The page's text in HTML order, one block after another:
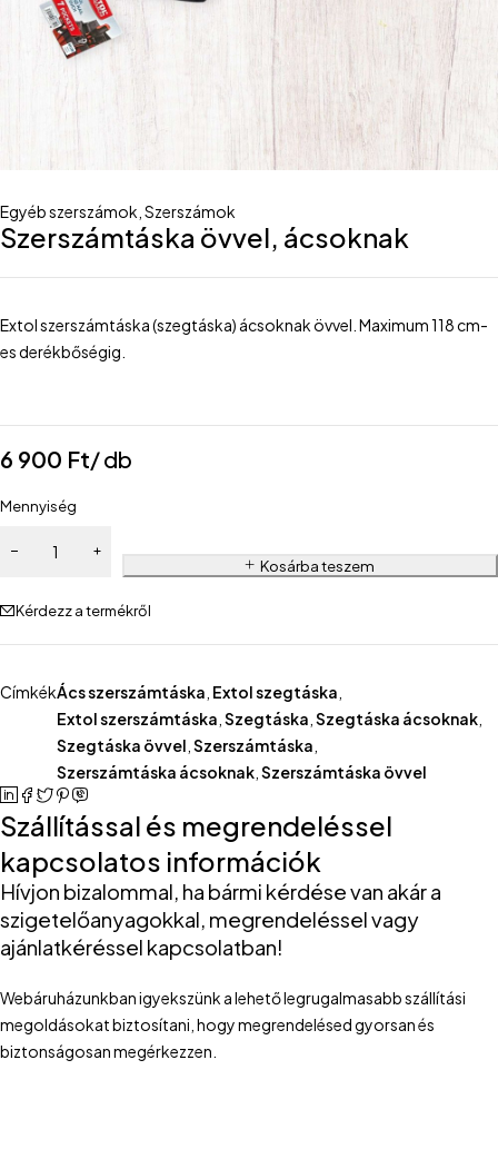
Egyéb szerszámok Szerszámok
Szerszámtáska övvel, ácsoknak
Extol szerszámtáska (szegtáska) ácsoknak övvel. Maximum 118 cm-
es derékbőségig.
6 900 Ft/ db
Mennyiség
Kosárba teszem
Kérdezz a termékről
CímkékÁcs szerszámtáska Extol szegtáska
Extol szerszámtáska Szegtáska Szegtáska ácsoknak
Szegtáska övvel Szerszámtáska
Szerszámtáska ácsoknak Szerszámtáska övvel
Szállítással és megrendeléssel
kapcsolatos információk
Hívjon bizalommal, ha bármi kérdése van akár a
szigetelőanyagokkal, megrendeléssel vagy
ajánlatkéréssel kapcsolatban!
Webáruházunkban igyekszünk a lehető legrugalmasabb szállítási
megoldásokat biztosítani, hogy megrendelésed gyorsan és
biztonságosan megérkezzen.